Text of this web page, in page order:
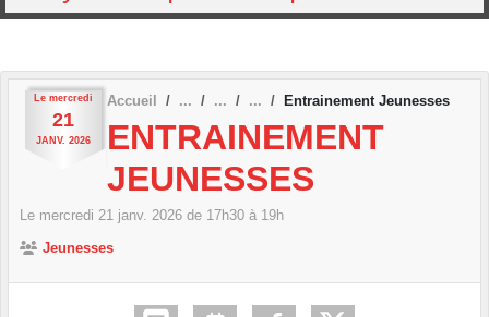
Le mercredi
21
JANV. 2026
Accueil Entrainement Jeunesses
ENTRAINEMENT
JEUNESSES
Le mercredi 21 janv. 2026 de 17h30 à 19h
Jeunesses